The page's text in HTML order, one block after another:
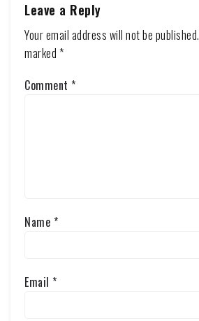
Leave a Reply
Your email address will not be published.
marked *
Comment *
Name *
Email *